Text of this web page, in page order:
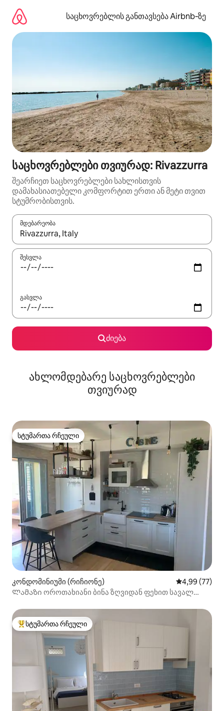
გადასვლა
საცხოვრებლის განთავსება Airbnb‑ზე
საცხოვრებლები თვიურად: Rivazzurra
შეარჩიეთ საცხოვრებლები სახლისთვის
დამახასიათებელი კომფორტით ერთი ან მეტი თვით
სტუმრობისთვის.
მდებარეობა
როცა შედეგები ხელმისაწვდომი გახდება, ნავიგაციისთვის
შესვლა
გასვლა
ძიება
ახლომდებარე საცხოვრებლები
თვიურად
სტუმართა რჩეული
სტუმართა რჩეული
კონდომინიუმი (რიჩიონე) საშუალო
4,99 (77)
Ლამაზი ოროთახიანი ბინა ზღვიდან ფეხით სავალ
სტუმართა რჩეული მოწინავე ვარიანტი
სტუმართა რჩეული